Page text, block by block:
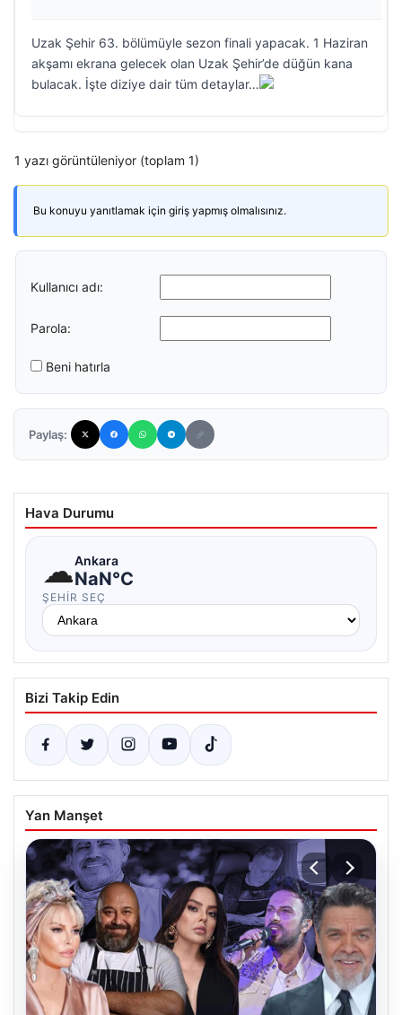
Uzak Şehir 63. bölümüyle sezon finali yapacak. 1 Haziran
akşamı ekrana gelecek olan Uzak Şehir’de düğün kana
bulacak. İşte diziye dair tüm detaylar…
1 yazı görüntüleniyor (toplam 1)
Bu konuyu yanıtlamak için giriş yapmış olmalısınız.
Kullanıcı adı:
Parola:
Beni hatırla
Paylaş:
Hava Durumu
☁Ankara
NaN°C
ŞEHIR SEÇ
Bizi Takip Edin
Yan Manşet